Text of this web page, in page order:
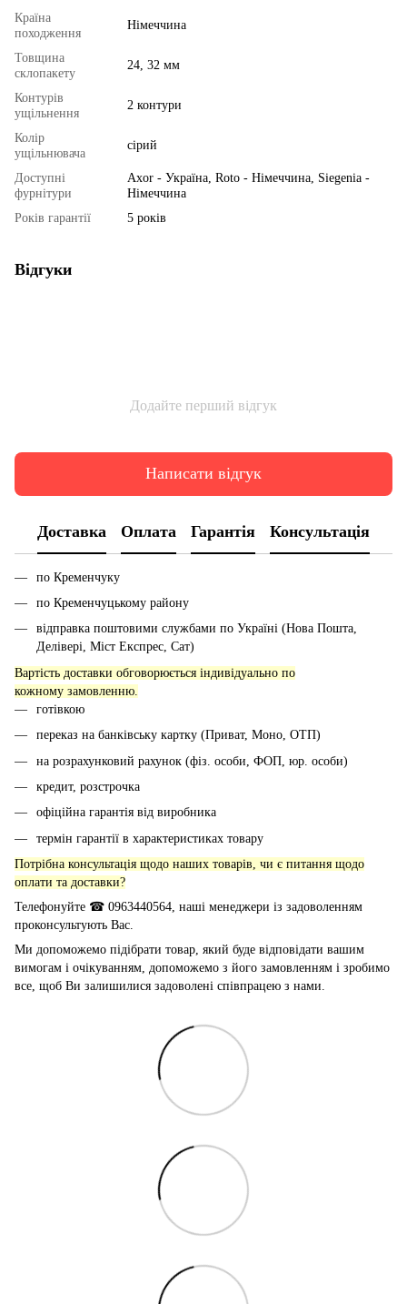
Країна
походження
Німеччина
Товщина
склопакету
24, 32 мм
Контурів
ущільнення
2 контури
Колір
ущільнювача
сірий
Доступні
фурнітури
Axor - Україна, Roto - Німеччина, Siegenia -
Німеччина
Років гарантії
5 років
Відгуки
Додайте перший відгук
Написати відгук
Доставка Оплата Гарантія Консультація
по Кременчуку
по Кременчуцькому району
відправка поштовими службами по Україні (Нова Пошта,
Делівері, Міст Експрес, Сат)
Вартість доставки обговорюється індивідуально по
кожному замовленню.
готівкою
переказ на банківську картку (Приват, Моно, ОТП)
на розрахунковий рахунок (фіз. особи, ФОП, юр. особи)
кредит, розстрочка
офіційна гарантія від виробника
термін гарантії в характеристиках товару
Потрібна консультація щодо наших товарів, чи є питання щодо
оплати та доставки?
Телефонуйте ☎ 0963440564, наші менеджери із задоволенням
проконсультують Вас.
Ми допоможемо підібрати товар, який буде відповідати вашим
вимогам і очікуванням, допоможемо з його замовленням і зробимо
все, щоб Ви залишилися задоволені співпрацею з нами.